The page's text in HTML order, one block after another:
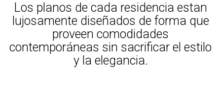
Los planos de cada residencia estan
lujosamente diseñados de forma que
proveen comodidades
contemporáneas sin sacrificar el estilo
y la elegancia.